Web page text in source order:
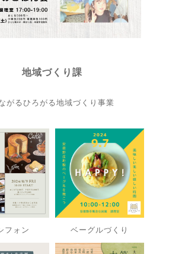
地域づくり課
がるひろがる地域づくり事業
フォン ベーグルづくり